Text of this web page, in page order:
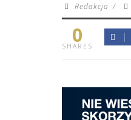
Redakcja /
0
SHARES